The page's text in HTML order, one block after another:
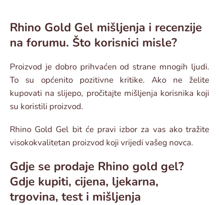
Rhino Gold Gel mišljenja i recenzije
na forumu. Što korisnici misle?
Proizvod je dobro prihvaćen od strane mnogih ljudi.
To su općenito pozitivne kritike. Ako ne želite
kupovati na slijepo, pročitajte mišljenja korisnika koji
su koristili proizvod.
Rhino Gold Gel bit će pravi izbor za vas ako tražite
visokokvalitetan proizvod koji vrijedi vašeg novca.
Gdje se prodaje Rhino gold gel?
Gdje kupiti, cijena, ljekarna,
trgovina, test i mišljenja